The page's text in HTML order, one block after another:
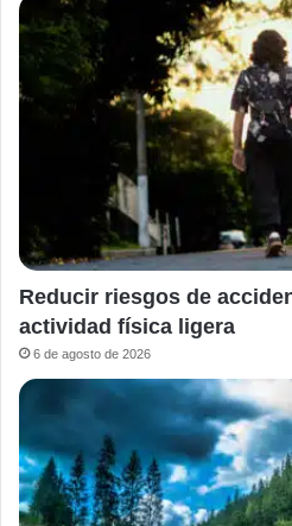
Reducir riesgos de
actividad física ligera
6 de agosto de 2026